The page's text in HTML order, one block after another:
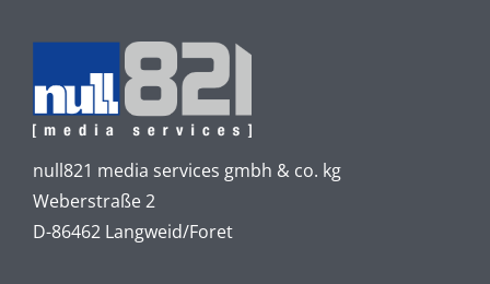
null821 media services gmbh & co. kg
Weberstraße 2
D-86462 Langweid/Foret